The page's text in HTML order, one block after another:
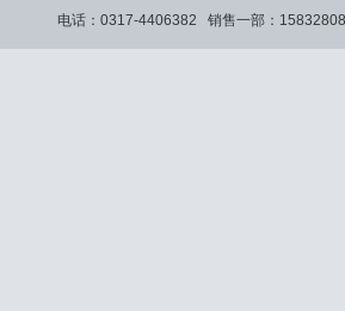
电话：0317-4406382 销售一部：